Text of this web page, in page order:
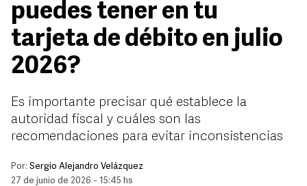
puedes tener en tu
tarjeta de débito en julio
2026?
Es importante precisar qué establece la
autoridad fiscal y cuáles son las
recomendaciones para evitar inconsistencias
Por: Sergio Alejandro Velázquez
27 de junio de 2026 - 15:45 hs